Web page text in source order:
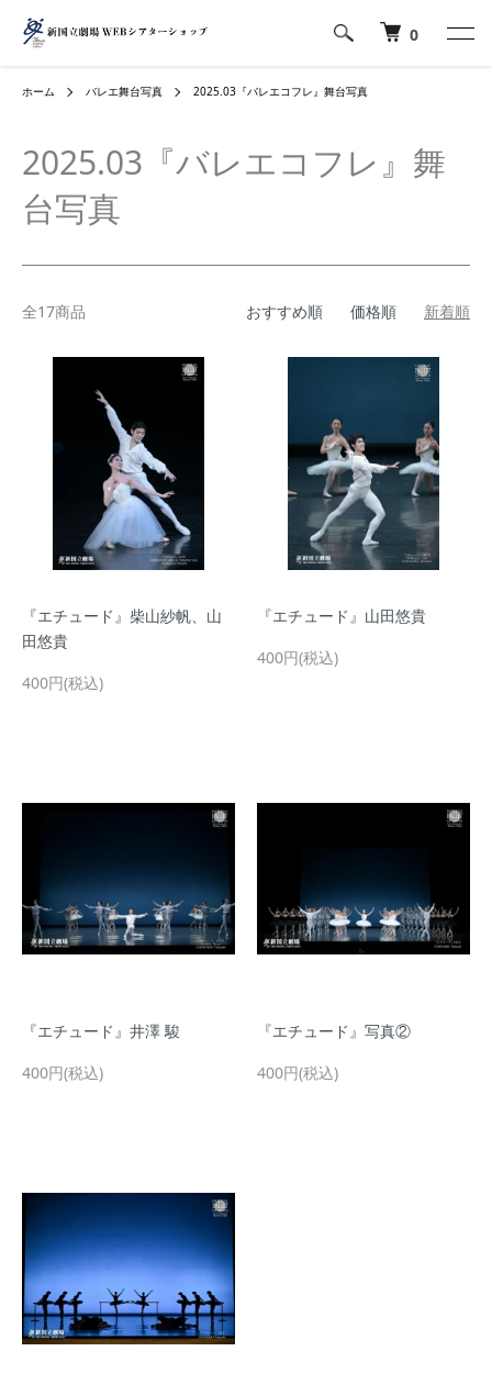
0
ホーム バレエ舞台写真 2025.03『バレエコフレ』舞台写真
2025.03『バレエコフレ』舞
台写真
全17商品 おすすめ順 価格順 新着順
『エチュード』柴山紗帆、山
田悠貴
400円(税込)
『エチュード』山田悠貴
400円(税込)
『エチュード』井澤 駿
400円(税込)
『エチュード』写真②
400円(税込)